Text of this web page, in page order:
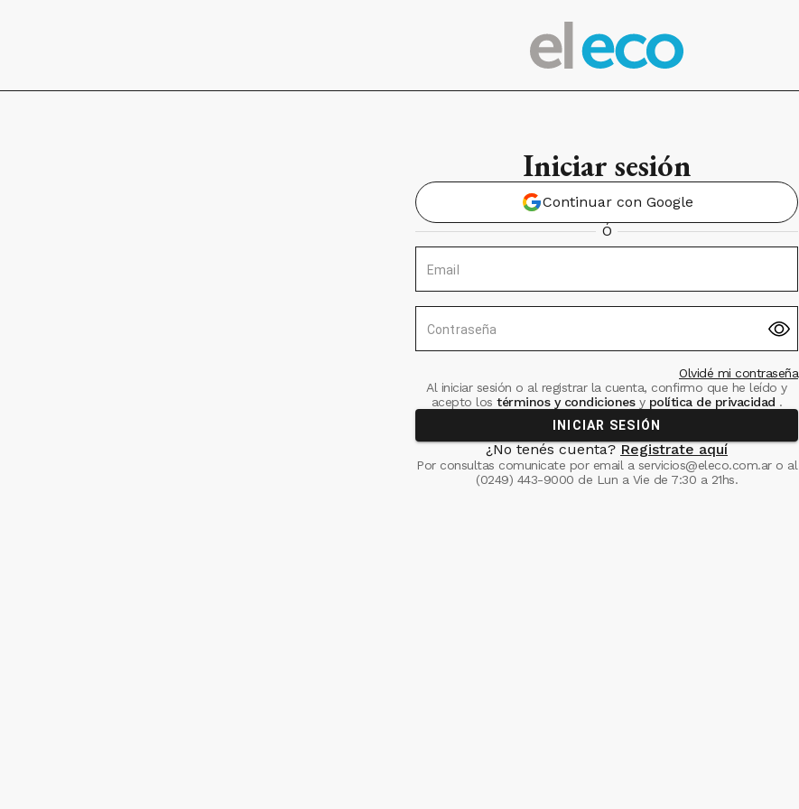
Iniciar sesión
Continuar con Google
Ó
Email
Contraseña
Olvidé mi contraseña
Al iniciar sesión o al registrar la cuenta, confirmo que he leído y
acepto los términos y condiciones ypolítica de privacidad .
INICIAR SESIÓN
¿No tenés cuenta? Registrate aquí
Por consultas comunicate por email a servicios@eleco.com.aro al
(0249) 443-9000 de Lun a Vie de 7:30 a 21hs.